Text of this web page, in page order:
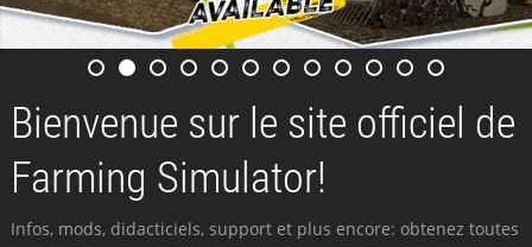
Bienvenue sur le site officiel de
Farming Simulator!
Infos, mods, didacticiels, support et plus encore: obtenez toutes